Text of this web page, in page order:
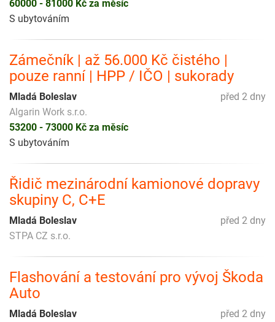
60000 - 81000 Kč za měsíc
S ubytováním
Zámečník | až 56.000 Kč čistého |
pouze ranní | HPP / IČO | sukorady
před 2 dny
Mladá Boleslav
Algarin Work s.r.o.
53200 - 73000 Kč za měsíc
S ubytováním
Řidič mezinárodní kamionové dopravy
skupiny C, C+E
před 2 dny
Mladá Boleslav
STPA CZ s.r.o.
Flashování a testování pro vývoj Škoda
Auto
před 2 dny
Mladá Boleslav